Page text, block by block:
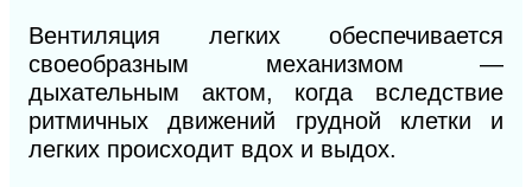
Вентиляция легких обеспечивается
своеобразным механизмом —
дыхательным актом, когда вследствие
ритмичных движений грудной клетки и
легких происходит вдох и выдох.